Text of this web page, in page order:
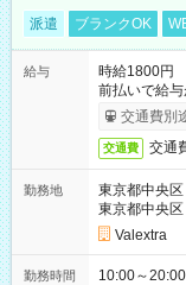
派遣 ブランクOK
給与
時給1800円
前払いで給
交通費別
交通費 交通
勤務地
東京都中央区
東京都中央
Valextra
勤務時間
10:00～20:00 実働7.5時間／休憩1.5時間 営業時間に合わせた